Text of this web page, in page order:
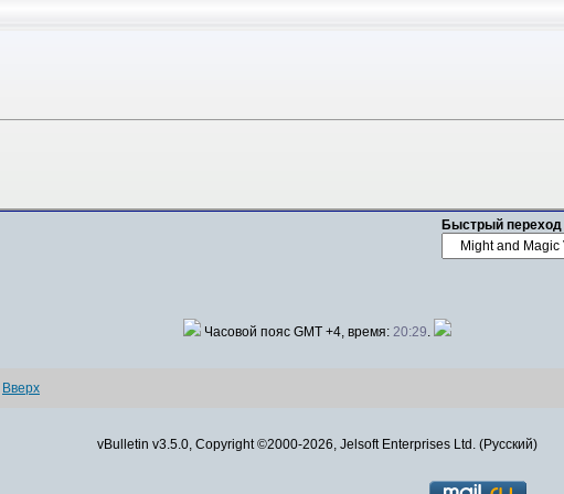
Быстрый переход
Часовой пояс GMT +4, время: 20:29
Вверх
vBulletin v3.5.0, Copyright ©2000-2026, Jelsoft Enterprises Ltd. (Русский)